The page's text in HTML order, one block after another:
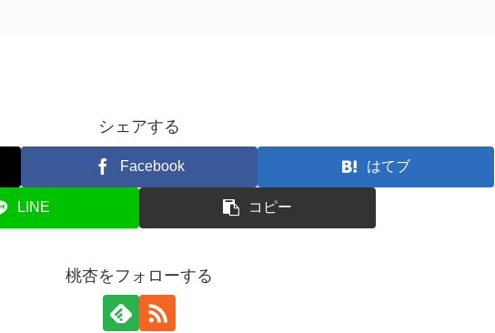
シェアする
Facebook はてブ
LINE コピー
桃杏をフォローする